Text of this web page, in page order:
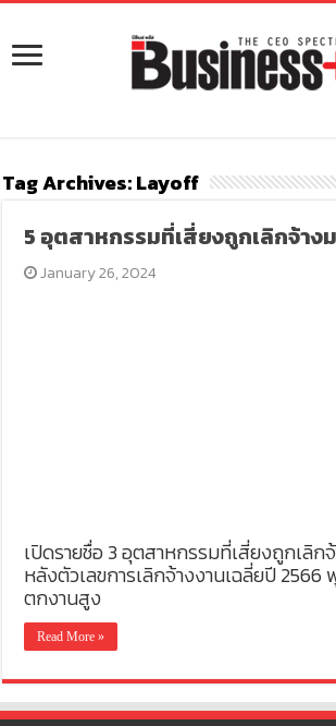
Tag Archives:Layoff
5 อุตสาหกรรมที่เสี่ยงถูกเลิกจ้าง
January 26, 2024
เปิดรายชื่อ 3 อุตสาหกรรมที่เสี่ยงถูกเลิก
หลังตัวเลขการเลิกจ้างงานเฉลี่ยปี 2566
ตกงานสูง
Read More »